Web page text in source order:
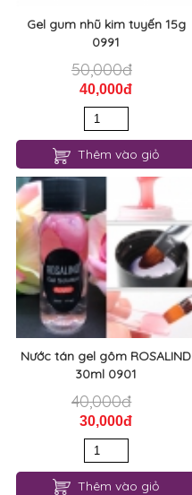
Gel gum nhũ kim tuyến 15g
0991
50,000đ
40,000đ
Thêm vào giỏ
Nước tán gel gôm ROSALIND
30ml 0901
40,000đ
30,000đ
Thêm vào giỏ